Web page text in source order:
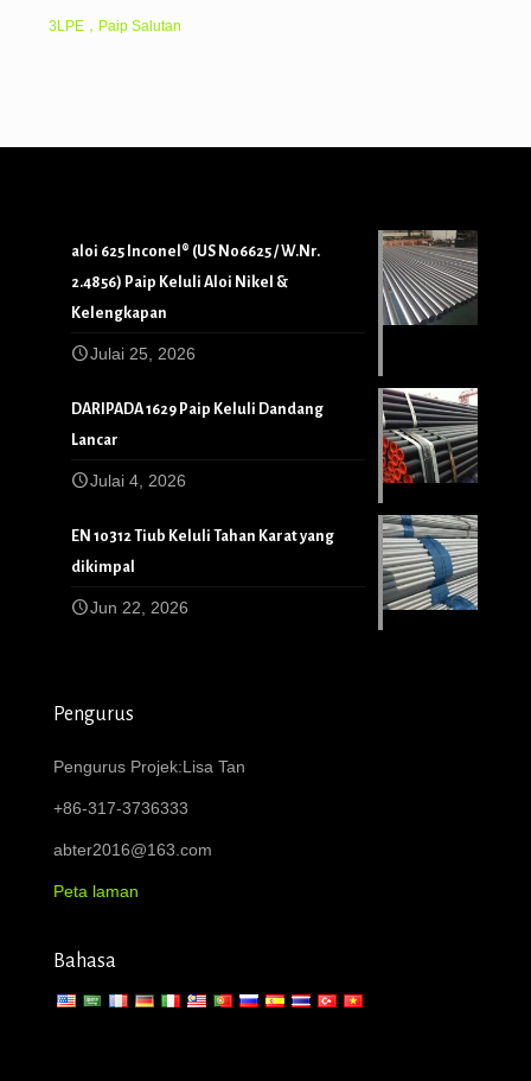
3LPE，Paip Salutan
aloi 625 Inconel® (US N06625 / W.Nr.
2.4856) Paip Keluli Aloi Nikel &
Kelengkapan
Julai 25, 2026
DARIPADA 1629 Paip Keluli Dandang
Lancar
Julai 4, 2026
EN 10312 Tiub Keluli Tahan Karat yang
dikimpal
Jun 22, 2026
Pengurus
Pengurus Projek:Lisa Tan
+86-317-3736333
abter2016@163.com
Peta laman
Bahasa